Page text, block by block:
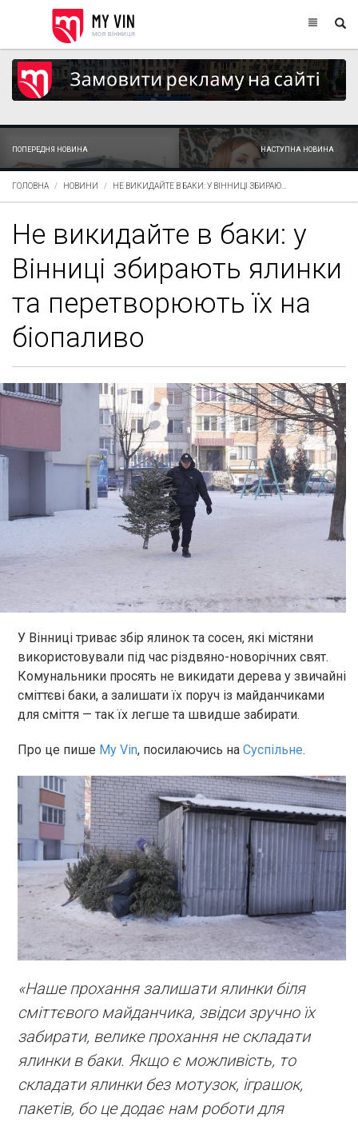
ПОПЕРЕДНЯ НОВИНА НАСТУПНА НОВИНА
ГОЛОВНА НОВИНИ НЕ ВИКИДАЙТЕ В БАКИ: У ВІННИЦІ ЗБИРАЮ...
Не викидайте в баки: у
Вінниці збирають ялинки
та перетворюють їх на
біопаливо
У Вінниці триває збір ялинок та сосен, які містяни
використовували під час різдвяно-новорічних свят.
Комунальники просять не викидати дерева у звичайні
сміттєві баки, а залишати їх поруч із майданчиками
для сміття — так їх легше та швидше забирати.
Про це пише My Vin, посилаючись на Суспільне.
«Наше прохання залишати ялинки біля
сміттєвого майданчика, звідси зручно їх
забирати, велике прохання не складати
ялинки в баки. Якщо є можливість, то
складати ялинки без мотузок, іграшок,
пакетів, бо це додає нам роботи для